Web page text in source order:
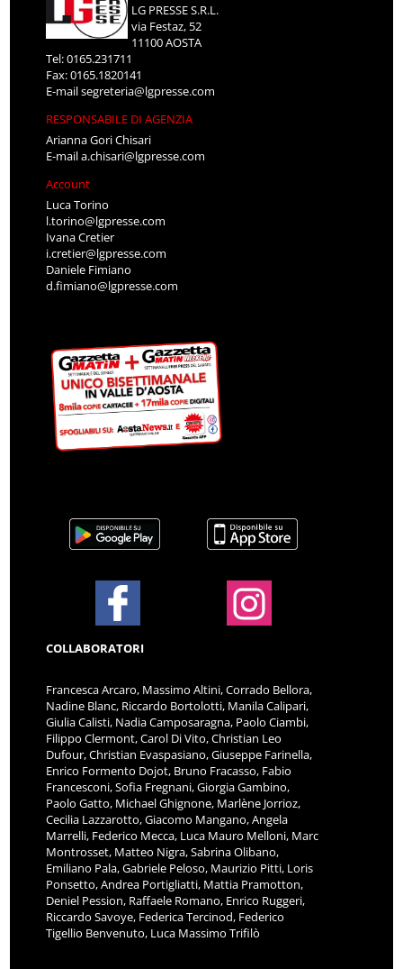
LG PRESSE S.R.L.
via Festaz, 52
11100 AOSTA
Tel: 0165.231711
Fax: 0165.1820141
E-mailsegreteria@lgpresse.com
RESPONSABILE DI AGENZIA
Arianna Gori Chisari
E-maila.chisari@lgpresse.com
Account
Luca Torino
l.torino@lgpresse.com
Ivana Cretier
i.cretier@lgpresse.com
Daniele Fimiano
d.fimiano@lgpresse.com
COLLABORATORI
Francesca Arcaro, Massimo Altini, Corrado Bellora,
Nadine Blanc, Riccardo Bortolotti, Manila Calipari,
Giulia Calisti, Nadia Camposaragna, Paolo Ciambi,
Filippo Clermont, Carol Di Vito, Christian Leo
Dufour, Christian Evaspasiano, Giuseppe Farinella,
Enrico Formento Dojot, Bruno Fracasso, Fabio
Francesconi, Sofia Fregnani, Giorgia Gambino,
Paolo Gatto, Michael Ghignone, Marlène Jorrioz,
Cecilia Lazzarotto, Giacomo Mangano, Angela
Marrelli, Federico Mecca, Luca Mauro Melloni, Marc
Montrosset, Matteo Nigra, Sabrina Olibano,
Emiliano Pala, Gabriele Peloso, Maurizio Pitti, Loris
Ponsetto, Andrea Portigliatti, Mattia Pramotton,
Deniel Pession, Raffaele Romano, Enrico Ruggeri,
Riccardo Savoye, Federica Tercinod, Federico
Tigellio Benvenuto, Luca Massimo Trifilò